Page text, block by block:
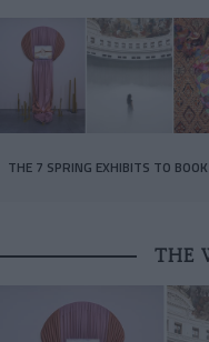
THE 7 SPRING EXHIBITS TO
THE